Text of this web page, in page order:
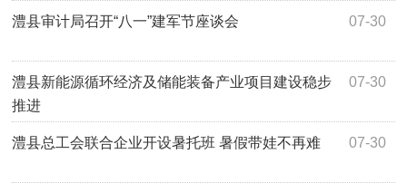
07-30
澧县审计局召开“八一”建军节座谈会
07-30
澧县新能源循环经济及储能装备产业项目建设稳步
推进
07-30
澧县总工会联合企业开设暑托班 暑假带娃不再难